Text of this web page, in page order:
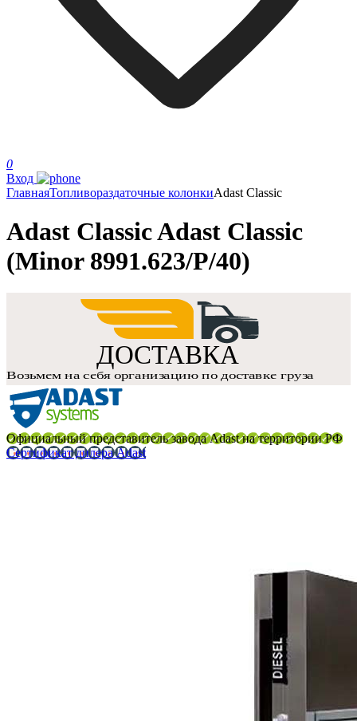
0
Вход
ГлавнаяТопливораздаточные колонкиAdast Classic
Adast Classic Adast Classic
(Minor 8991.623/P/40)
Официальный представитель завода Adast на территории РФ
Сертификат дилера Adast